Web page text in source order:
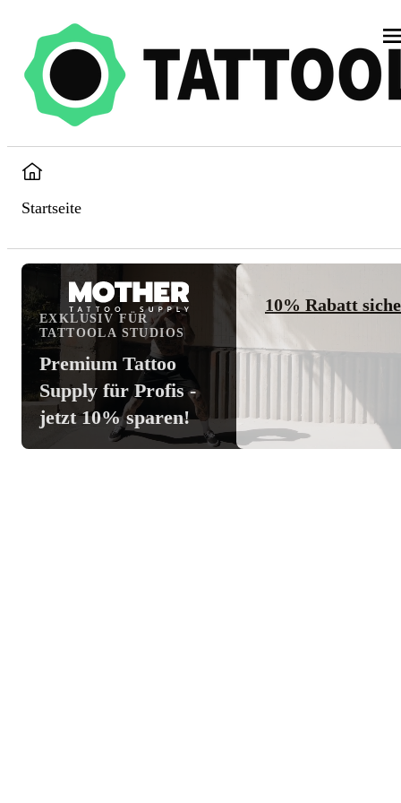
Startseite
EXKLUSIV FÜR
TATTOOLA STUDIOS
Premium Tattoo
Supply für Profis -
jetzt 10% sparen!
10% Rabatt